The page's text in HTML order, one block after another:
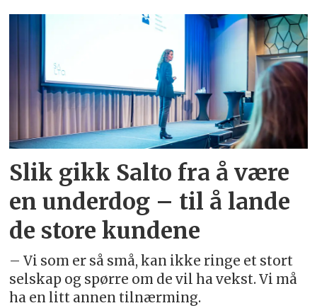
Emne:
inga
øystese
hovde
Slik gikk Salto fra å være
en underdog – til å lande
de store kundene
– Vi som er så små, kan ikke ringe et stort
selskap og spørre om de vil ha vekst. Vi må
ha en litt annen tilnærming.